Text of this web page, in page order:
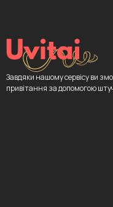
Завдяки нашому сервісу ви
привітання за допомогою